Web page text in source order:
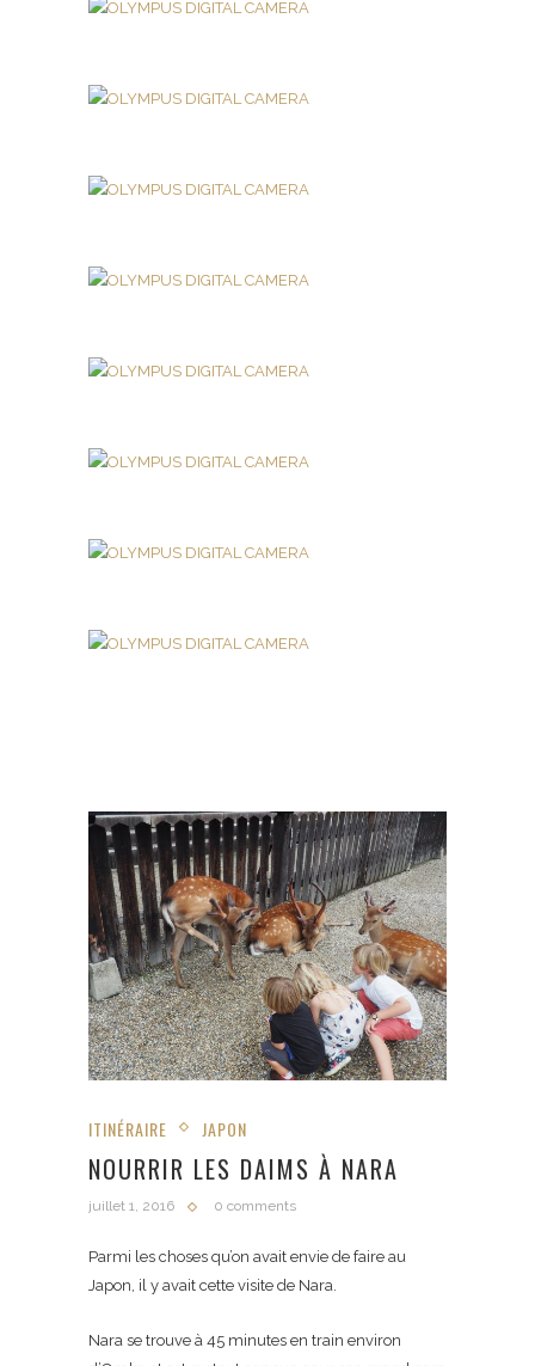
ITINÉRAIRE JAPON
NOURRIR LES DAIMS À NARA
juillet 1, 2016 0 comments
Parmi les choses qu’on avait envie de faire au
Japon, il y avait cette visite de Nara.
Nara se trouve à 45 minutes en train environ